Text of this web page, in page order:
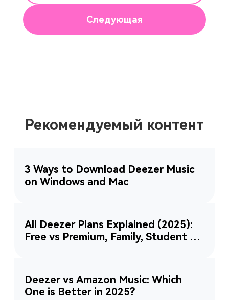
Следующая
Рекомендуемый контент
3 Ways to Download Deezer Music
on Windows and Mac
All Deezer Plans Explained (2025):
Free vs Premium, Family, Student &
Deezer vs Amazon Music: Which
One is Better in 2025?